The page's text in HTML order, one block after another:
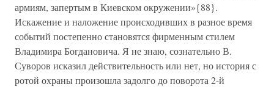
армиям, запертым в Киевском окружении»{88}.
Искажение и наложение происходивших в разное время
событий постепенно становятся фирменным стилем
Владимира Богдановича. Я не знаю, сознательно В.
Суворов исказил действительность или нет, но история с
ротой охраны произошла задолго до поворота 2-й